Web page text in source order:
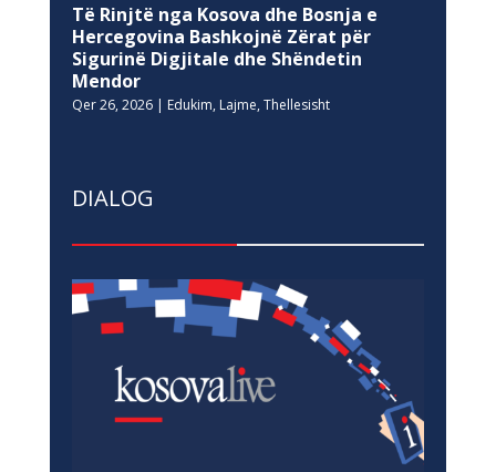
Të Rinjtë nga Kosova dhe Bosnja e
Hercegovina Bashkojnë Zërat për
Sigurinë Digjitale dhe Shëndetin
Mendor
Qer 26, 2026| Edukim, Lajme, Thellesisht
DIALOG